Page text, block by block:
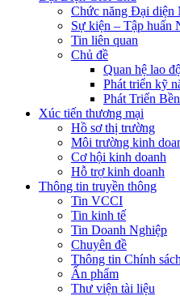
Chức năng Đại diện
Sự kiện – Tập huấn
Tin liên quan
Chủ đề
Quan hệ lao
Phát triển kỹ
Phát Triển
Xúc tiến thương mại
Hồ sơ thị trường
Môi trường kinh
Cơ hội kinh doanh
Hỗ trợ kinh doanh
Thông tin truyền thông
Tin VCCI
Tin kinh tế
Tin Doanh Nghiệp
Chuyên đề
Thông tin Chính
Ấn phẩm
Thư viện tài liệu